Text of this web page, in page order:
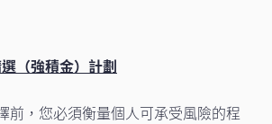
（強積金）計劃
前，您必須衡量個人可承受風險的程